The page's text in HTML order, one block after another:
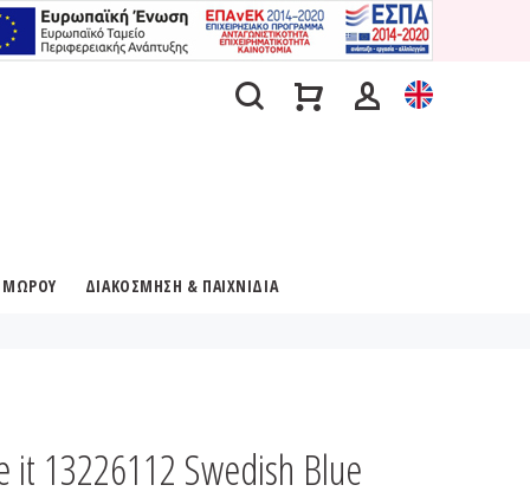
ΜΩΡΟΥ ΔΙΑΚΟΣΜΗΣΗ & ΠΑΙΧΝΙΔΙΑ
13226112 Swedish Blue